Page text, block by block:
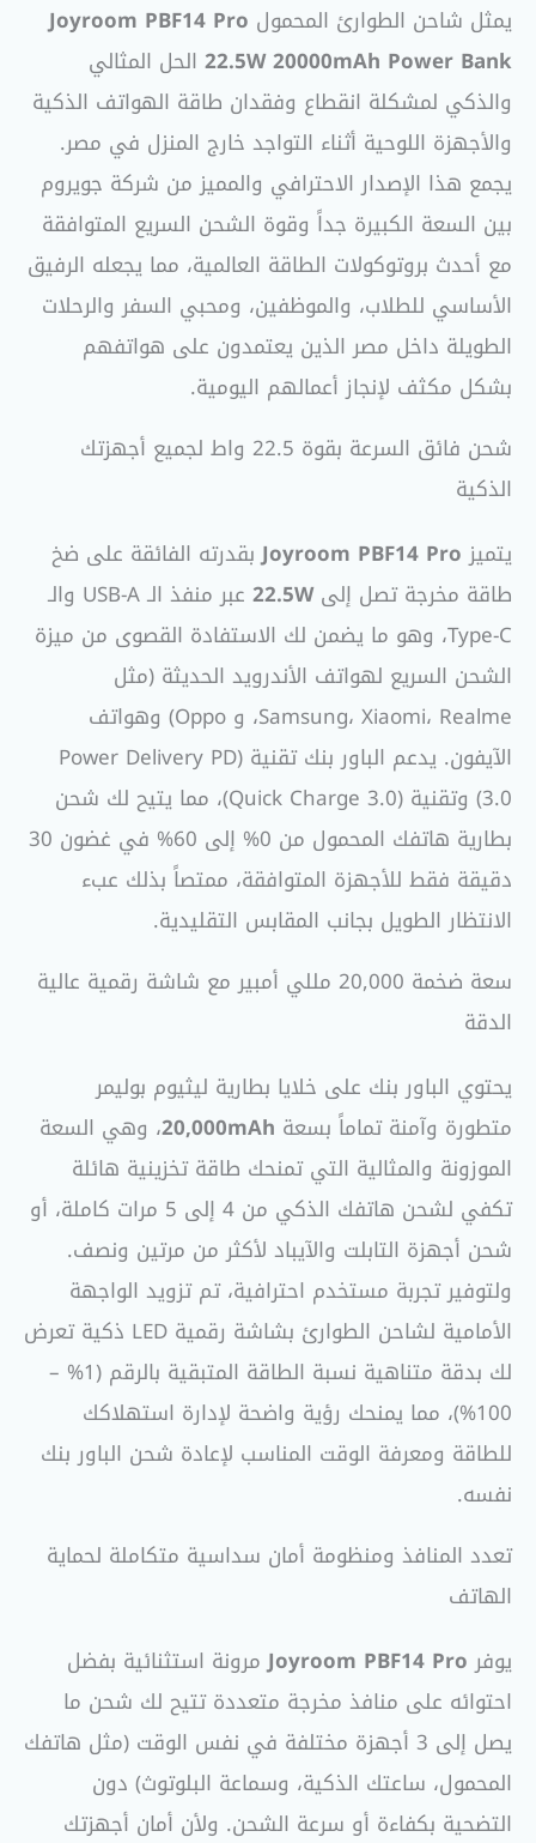
يمثل شاحن الطوارئ المحمول Joyroom PBF14 Pro
22.5W 20000mAh Power Bank الحل المثالي
والذكي لمشكلة انقطاع وفقدان طاقة الهواتف الذكية
والأجهزة اللوحية أثناء التواجد خارج المنزل في مصر.
يجمع هذا الإصدار الاحترافي والمميز من شركة جويروم
بين السعة الكبيرة جداً وقوة الشحن السريع المتوافقة
مع أحدث بروتوكولات الطاقة العالمية، مما يجعله الرفيق
الأساسي للطلاب، والموظفين، ومحبي السفر والرحلات
الطويلة داخل مصر الذين يعتمدون على هواتفهم
بشكل مكثف لإنجاز أعمالهم اليومية.
شحن فائق السرعة بقوة 22.5 واط لجميع أجهزتك
الذكية
يتميز Joyroom PBF14 Proبقدرته الفائقة على ضخ
طاقة مخرجة تصل إلى22.5W
عبر منفذ الـ USB-A والـ
Type-C، وهو ما يضمن لك الاستفادة القصوى من ميزة
الشحن السريع لهواتف الأندرويد الحديثة (مثل
Samsung، Xiaomi، Realme، و Oppo) وهواتف
الآيفون. يدعم الباور بنك تقنية (Power Delivery PD
3.0) وتقنية (Quick Charge 3.0)، مما يتيح لك شحن
بطارية هاتفك المحمول من 0% إلى 60% في غضون 30
دقيقة فقط للأجهزة المتوافقة، ممتصاً بذلك عبء
الانتظار الطويل بجانب المقابس التقليدية.
سعة ضخمة 20,000 مللي أمبير مع شاشة رقمية عالية
الدقة
يحتوي الباور بنك على خلايا بطارية ليثيوم بوليمر
متطورة وآمنة تماماً بسعة 20,000mAh، وهي السعة
الموزونة والمثالية التي تمنحك طاقة تخزينية هائلة
تكفي لشحن هاتفك الذكي من 4 إلى 5 مرات كاملة، أو
شحن أجهزة التابلت والآيباد لأكثر من مرتين ونصف.
ولتوفير تجربة مستخدم احترافية، تم تزويد الواجهة
الأمامية لشاحن الطوارئ بشاشة رقمية LED ذكية تعرض
لك بدقة متناهية نسبة الطاقة المتبقية بالرقم (1% –
100%)، مما يمنحك رؤية واضحة لإدارة استهلاكك
للطاقة ومعرفة الوقت المناسب لإعادة شحن الباور بنك
نفسه.
تعدد المنافذ ومنظومة أمان سداسية متكاملة لحماية
الهاتف
يوفر Joyroom PBF14 Proمرونة استثنائية بفضل
احتوائه على منافذ مخرجة متعددة تتيح لك شحن ما
يصل إلى 3 أجهزة مختلفة في نفس الوقت (مثل هاتفك
المحمول، ساعتك الذكية، وسماعة البلوتوث) دون
التضحية بكفاءة أو سرعة الشحن. ولأن أمان أجهزتك